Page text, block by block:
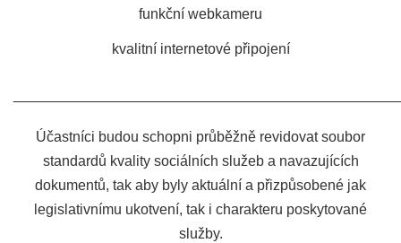
funkční webkameru
kvalitní internetové připojení
Účastníci budou schopni průběžně revidovat soubor
standardů kvality sociálních služeb a navazujících
dokumentů, tak aby byly aktuální a přizpůsobené jak
legislativnímu ukotvení, tak i charakteru poskytované
služby.